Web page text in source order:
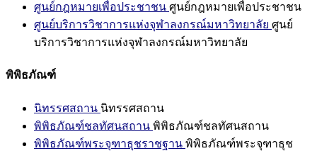
ศูนย์กฎหมายเพื่อประชาชน ศูนย์กฎหมายเพื่อประชาชน
ศูนย์บริการวิชาการแห่งจุฬาลงกรณ์มหาวิทยาลัย ศูนย์
บริการวิชาการแห่งจุฬาลงกรณ์มหาวิทยาลัย
พิพิธภัณฑ์
นิทรรศสถาน นิทรรศสถาน
พิพิธภัณฑ์ชลทัศนสถาน พิพิธภัณฑ์ชลทัศนสถาน
พิพิธภัณฑ์พระจุฑาธุชราชฐาน พิพิธภัณฑ์พระจุฑาธุช